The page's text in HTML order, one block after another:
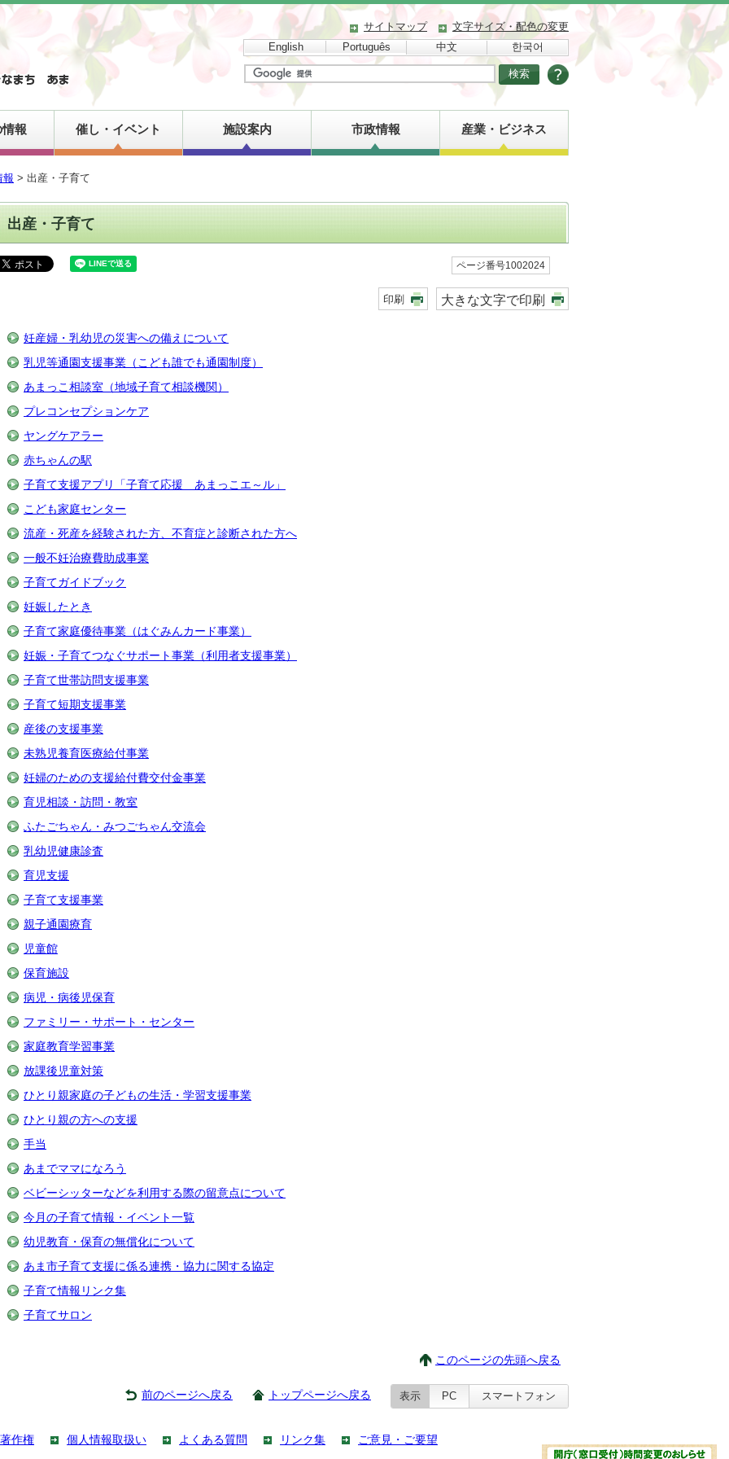
サイトマップ
文字サイズ・配色の変更
English
Português 中文 한국어
報 催し・イベント 施設案内 市政情報 産業・ビジネス
報 > 出産・子育て
出産・子育て
ページ番号1002024
印刷 大きな文字で印刷
妊産婦・乳幼児の災害への備えについて
乳児等通園支援事業（こども誰でも通園制度）
あまっこ相談室（地域子育て相談機関）
プレコンセプションケア
ヤングケアラー
赤ちゃんの駅
子育て支援アプリ「子育て応援 あまっこエ～ル」
こども家庭センター
流産・死産を経験された方、不育症と診断された方へ
一般不妊治療費助成事業
子育てガイドブック
妊娠したとき
子育て家庭優待事業（はぐみんカード事業）
妊娠・子育てつなぐサポート事業（利用者支援事業）
子育て世帯訪問支援事業
子育て短期支援事業
産後の支援事業
未熟児養育医療給付事業
妊婦のための支援給付費交付金事業
育児相談・訪問・教室
ふたごちゃん・みつごちゃん交流会
乳幼児健康診査
育児支援
子育て支援事業
親子通園療育
児童館
保育施設
病児・病後児保育
ファミリー・サポート・センター
家庭教育学習事業
放課後児童対策
ひとり親家庭の子どもの生活・学習支援事業
ひとり親の方への支援
手当
あまでママになろう
ベビーシッターなどを利用する際の留意点について
今月の子育て情報・イベント一覧
幼児教育・保育の無償化について
あま市子育て支援に係る連携・協力に関する協定
子育て情報リンク集
子育てサロン
このページの先頭へ戻る
前のページへ戻る トップページへ戻る 表示 PC スマートフォン
作権 個人情報取扱い よくある質問 リンク集 ご意見・ご要望